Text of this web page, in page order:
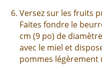
Versez sur les fruits
Faites fondre le
cm (9 po) de
avec le miel et
pommes légèrement